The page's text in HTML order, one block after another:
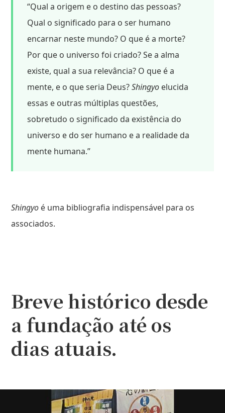
“Qual a origem e o destino das pessoas?
Qual o significado para o ser humano
encarnar neste mundo? O que é a morte?
Por que o universo foi criado? Se a alma
existe, qual a sua relevância? O que é a
mente, e o que seria Deus?Shingyo elucida
essas e outras múltiplas questões,
sobretudo o significado da existência do
universo e do ser humano e a realidade da
mente humana.”
Shingyo é uma bibliografia indispensável para os
associados.
Breve histórico desde
a fundação até os
dias atuais.